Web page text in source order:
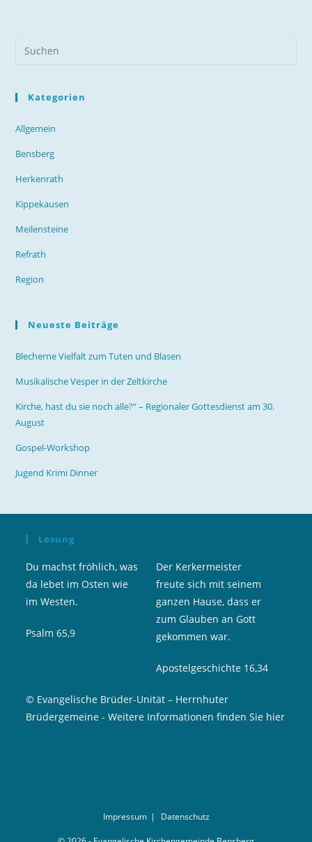
Kategorien
Allgemein
Bensberg
Herkenrath
Kippekausen
Meilensteine
Refrath
Region
Neueste Beiträge
Blecherne Vielfalt zum Tuten und Blasen
Musikalische Vesper in der Zeltkirche
Kirche, hast du sie noch alle?“ – Regionaler Gottesdienst am 30.
August
Gospel-Workshop
Jugend Krimi Dinner
Losung
Du machst fröhlich, was
da lebet im Osten wie
im Westen.
Psalm 65,9
Der Kerkermeister
freute sich mit seinem
ganzen Hause, dass er
zum Glauben an Gott
gekommen war.
Apostelgeschichte 16,34
© Evangelische Brüder-Unität – Herrnhuter
Brüdergemeine -Weitere Informationen finden Sie hier
Impressum Datenschutz